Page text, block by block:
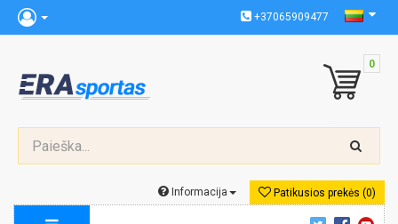
+37065909477
0
Patikusios prekės (0)
Informacija